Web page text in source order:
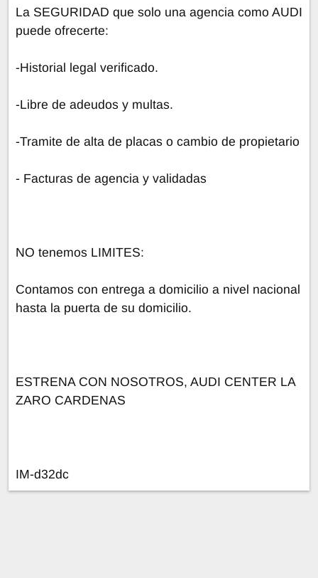
La SEGURIDAD que solo una agencia como AUDI
puede ofrecerte:
-Historial legal verificado.
-Libre de adeudos y multas.
-Tramite de alta de placas o cambio de propietario
- Facturas de agencia y validadas
NO tenemos LIMITES:
Contamos con entrega a domicilio a nivel nacional
hasta la puerta de su domicilio.
ESTRENA CON NOSOTROS, AUDI CENTER LA
ZARO CARDENAS
IM-d32dc